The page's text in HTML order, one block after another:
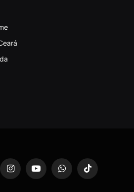
InstagramYouTubeWhatsAppTikTok